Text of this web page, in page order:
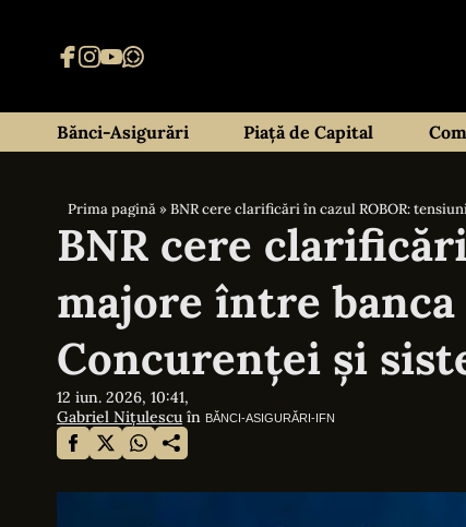
Bănci-Asigurări Piață de Capital
Prima pagină»BNR cere clarificări în cazul ROBOR:
BNR cere
majore între
Concurenței și
12 iun. 2026, 10:41,
Gabriel Nițulescu în BĂNCI-ASIGURĂRI-IFN